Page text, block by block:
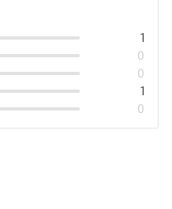
0
1
0
0
1